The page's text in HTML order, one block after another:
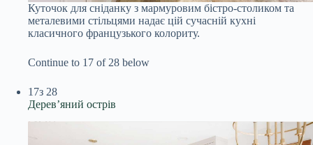
Куточок для сніданку з мармуровим бістро-столиком та
металевими стільцями надає цій сучасній кухні
класичного французького колориту.
Continue to 17 of 28 below
17з 28
Дерев’яний острів